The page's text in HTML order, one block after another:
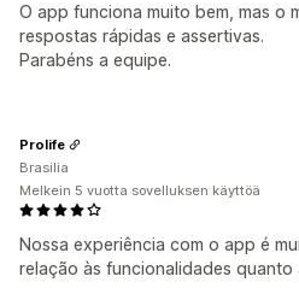
O app funciona muito bem, mas o
respostas rápidas e assertivas.
Parabéns a equipe.
Nossa experiência com o app é
relação às funcionalidades quanto
Prolife
Brasilia
Melkein 5 vuotta sovelluksen käyttöä